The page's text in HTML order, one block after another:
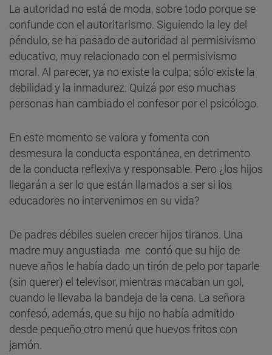
La autoridad no está de moda, sobre todo porque se
confunde con el autoritarismo. Siguiendo la ley del
péndulo, se ha pasado de autoridad al permisivismo
educativo, muy relacionado con el permisivismo
moral. Al parecer, ya no existe la culpa; sólo existe la
debilidad y la inmadurez. Quizá por eso muchas
personas han cambiado el confesor por el psicólogo.
En este momento se valora y fomenta con
desmesura la conducta espontánea, en detrimento
de la conducta reflexiva y responsable. Pero ¿los hijos
llegarán a ser lo que están llamados a ser si los
educadores no intervenimos en su vida?
De padres débiles suelen crecer hijos tiranos. Una
madre muy angustiada me contó que su hijo de
nueve años le había dado un tirón de pelo por taparle
(sin querer) el televisor, mientras macaban un gol,
cuando le llevaba la bandeja de la cena. La señora
confesó, además, que su hijo no había admitido
desde pequeño otro menú que huevos fritos con
jamón.